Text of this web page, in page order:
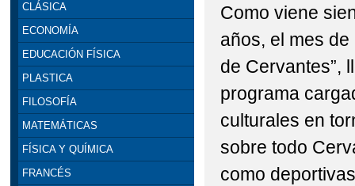
CLÁSICA
ECONOMÍA
EDUCACIÓN FÍSICA
PLASTICA
FILOSOFÍA
MATEMÁTICAS
FÍSICA Y QUÍMICA
FRANCÉS
Como viene
años, el mes de
de Cervantes”,
programa
culturales en
sobre todo
como